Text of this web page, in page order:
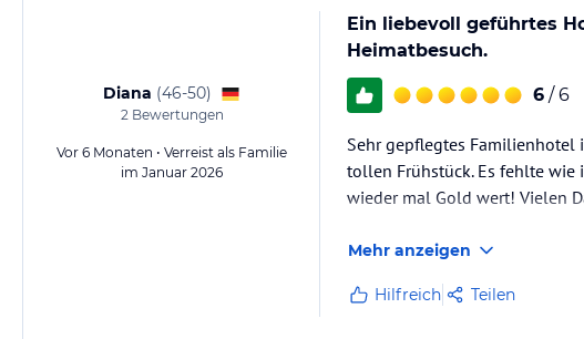
Diana (46-50)
2Bewertungen
Vor 6 Monaten • Verreist als Familie
im Januar 2026
Ein liebevoll geführtes
Heimatbesuch.
6 / 6
Sehr gepflegtes Familienhotel
tollen Frühstück. Es fehlte wie
wieder mal Gold wert! Vielen
Mehr anzeigen
Hilfreich Teilen